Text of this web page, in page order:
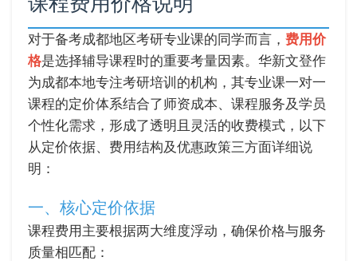
对于备考成都地区考研专业课的同学而言， 费用价
格是选择辅导课程时的重要考量因素。华新文登作
为成都本地专注考研培训的机构，其专业课一对一
课程的定价体系结合了师资成本、课程服务及学员
个性化需求，形成了透明且灵活的收费模式，以下
从定价依据、费用结构及优惠政策三方面详细说
明：
一、核心定价依据
课程费用主要根据两大维度浮动，确保价格与服务
质量相匹配：